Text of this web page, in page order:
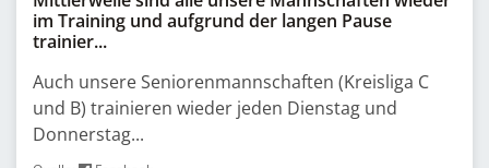
im Training und aufgrund der langen Pause
trainier...
Auch unsere Seniorenmannschaften (Kreisliga C
und B) trainieren wieder jeden Dienstag und
Donnerstag...